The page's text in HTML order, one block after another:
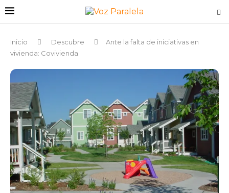
Inicio Descubre
Ante la falta de iniciativas en
vivienda: Covivienda